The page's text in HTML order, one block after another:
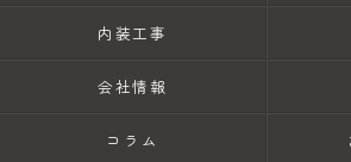
内装工事
会社情報
コラム